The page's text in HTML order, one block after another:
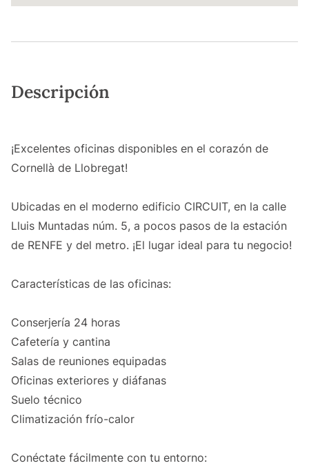
Descripción
¡Excelentes oficinas disponibles en el corazón de
Cornellà de Llobregat!
Ubicadas en el moderno edificio CIRCUIT, en la calle
Lluis Muntadas núm. 5, a pocos pasos de la estación
de RENFE y del metro. ¡El lugar ideal para tu negocio!
Características de las oficinas:
Conserjería 24 horas
Cafetería y cantina
Salas de reuniones equipadas
Oficinas exteriores y diáfanas
Suelo técnico
Climatización frío-calor
Conéctate fácilmente con tu entorno: